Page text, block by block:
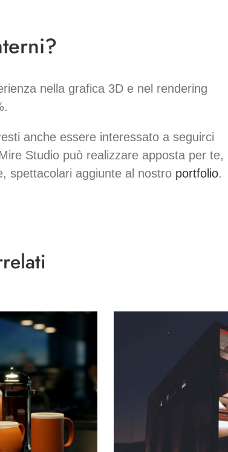
nella grafica 3D e nel rendering
anche essere interessato a seguirci
Studio può realizzare apposta per te,
spettacolari aggiunte al nostro portfolio.